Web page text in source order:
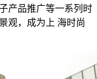
产品推广等一系列时
观，成为上 海时尚